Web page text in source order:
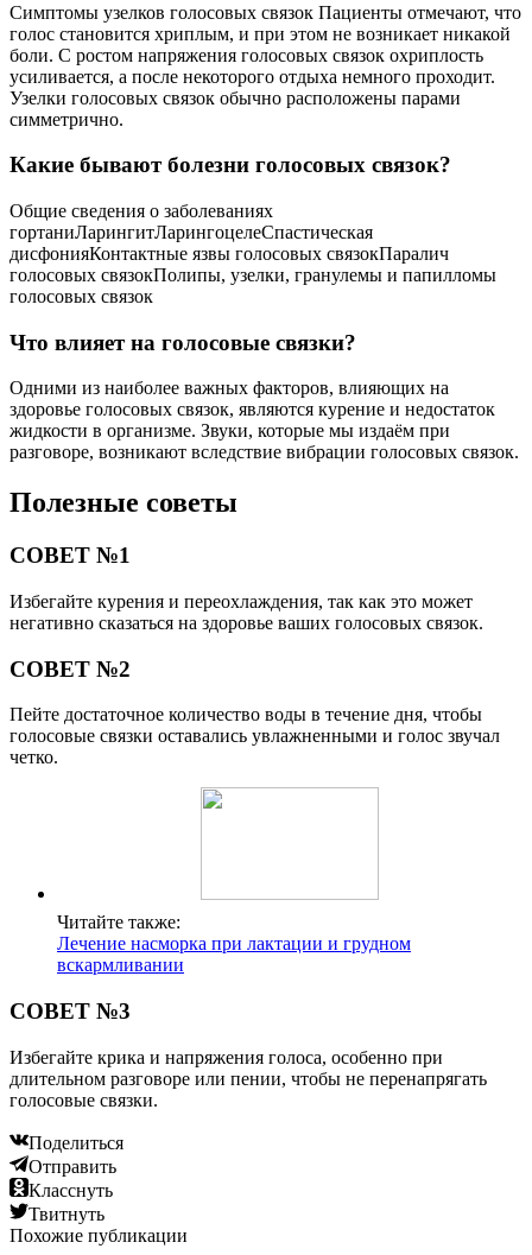
Симптомы узелков голосовых связок Пациенты отмечают, что
голос становится хриплым, и при этом не возникает никакой
боли. С ростом напряжения голосовых связок охриплость
усиливается, а после некоторого отдыха немного проходит.
Узелки голосовых связок обычно расположены парами
симметрично.
Какие бывают болезни голосовых связок?
Общие сведения о заболеваниях
гортаниЛарингитЛарингоцелеСпастическая
дисфонияКонтактные язвы голосовых связокПаралич
голосовых связокПолипы, узелки, гранулемы и папилломы
голосовых связок
Что влияет на голосовые связки?
Одними из наиболее важных факторов, влияющих на
здоровье голосовых связок, являются курение и недостаток
жидкости в организме. Звуки, которые мы издаём при
разговоре, возникают вследствие вибрации голосовых связок.
Полезные советы
СОВЕТ №1
Избегайте курения и переохлаждения, так как это может
негативно сказаться на здоровье ваших голосовых связок.
СОВЕТ №2
Пейте достаточное количество воды в течение дня, чтобы
голосовые связки оставались увлажненными и голос звучал
четко.
Читайте также:
Лечение насморка при лактации и грудном
вскармливании
СОВЕТ №3
Избегайте крика и напряжения голоса, особенно при
длительном разговоре или пении, чтобы не перенапрягать
голосовые связки.
Поделиться
Отправить
Класснуть
Твитнуть
Похожие публикации